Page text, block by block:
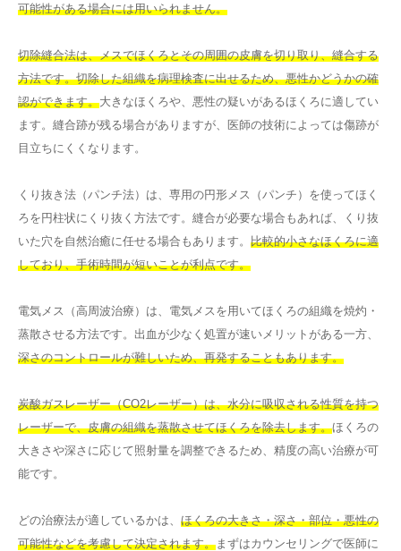
可能性がある場合には用いられません。
切除縫合法は、メスでほくろとその周囲の皮膚を切り取り、縫合する
方法です。切除した組織を病理検査に出せるため、悪性かどうかの確
認ができます。大きなほくろや、悪性の疑いがあるほくろに適してい
ます。縫合跡が残る場合がありますが、医師の技術によっては傷跡が
目立ちにくくなります。
くり抜き法（パンチ法）は、専用の円形メス（パンチ）を使ってほく
ろを円柱状にくり抜く方法です。縫合が必要な場合もあれば、くり抜
いた穴を自然治癒に任せる場合もあります。 比較的小さなほくろに適
しており、手術時間が短いことが利点です。
電気メス（高周波治療）は、電気メスを用いてほくろの組織を焼灼・
蒸散させる方法です。出血が少なく処置が速いメリットがある一方、
深さのコントロールが難しいため、再発することもあります。
炭酸ガスレーザー（CO2レーザー）は、水分に吸収される性質を持つ
レーザーで、皮膚の組織を蒸散させてほくろを除去します。ほくろの
大きさや深さに応じて照射量を調整できるため、精度の高い治療が可
能です。
どの治療法が適しているかは、 ほくろの大きさ・深さ・部位・悪性の
可能性などを考慮して決定されます。 まずはカウンセリングで医師に